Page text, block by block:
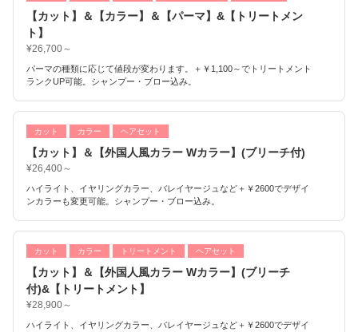
【カット】＆【カラー】＆【パーマ】&【トリートメン
ト】
¥26,700～
パーマの種類に応じて値段が変わります。＋￥1,100～でトリートメント
ランクUP可能。シャンプー・ブロー込み。
カット カラー ヘアセット
【カット】＆【外国人風カラー Wカラー】(ブリーチ付)
¥26,400～
ハイライト、イヤリングカラー、バレイヤージュなど＋￥2600でデザイ
ンカラーも変更可能。シャンプー・ブロー込み。
カット カラー トリートメント ヘアセット
【カット】＆【外国人風カラー Wカラー】(ブリーチ
付)&【トリートメント】
¥28,900～
ハイライト、イヤリングカラー、バレイヤージュなど＋￥2600でデザイ